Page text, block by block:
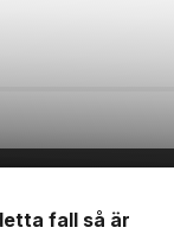
fall så är